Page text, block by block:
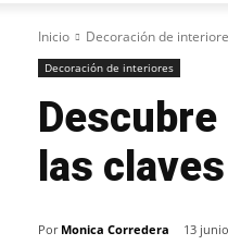
Inicio Decoración de
Decoración de interiores
las
Por Monica Corredera 13